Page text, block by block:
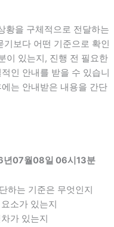
황을 구체적으로 전달하는
보다 어떤 기준으로 확인
이 있는지, 진행 전 필요한
인 안내를 받을 수 있습니
는 안내받은 내용을 간단
년07월08일 06시13분
하는 기준은 무엇인지
소가 있는지
가 있는지